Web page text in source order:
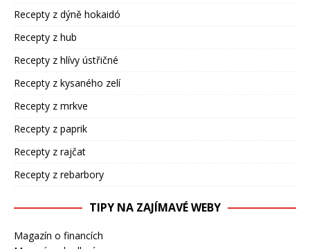
Recepty z dýně hokaidó
Recepty z hub
Recepty z hlívy ústřičné
Recepty z kysaného zelí
Recepty z mrkve
Recepty z paprik
Recepty z rajčat
Recepty z rebarbory
TIPY NA ZAJÍMAVÉ WEBY
Magazín o financích